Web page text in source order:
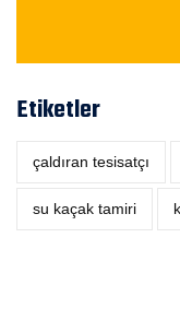
Etiketler
çaldıran tesisatçı
su kaçak tamiri